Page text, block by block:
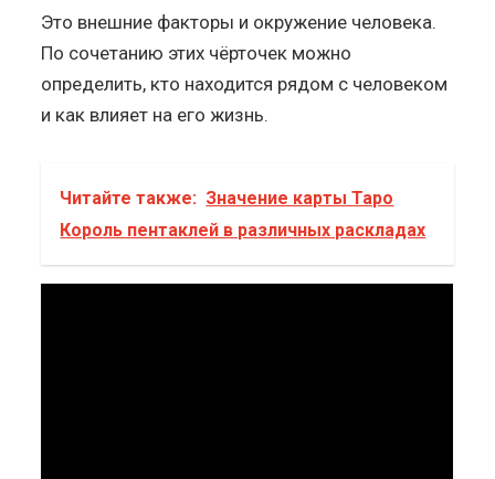
Это внешние факторы и окружение человека.
По сочетанию этих чёрточек можно
определить, кто находится рядом с человеком
и как влияет на его жизнь.
Читайте также: Значение карты Таро
Король пентаклей в различных раскладах